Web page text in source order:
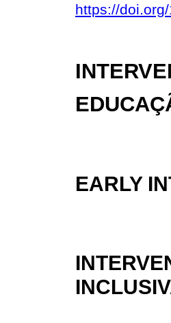
https://
EARLY